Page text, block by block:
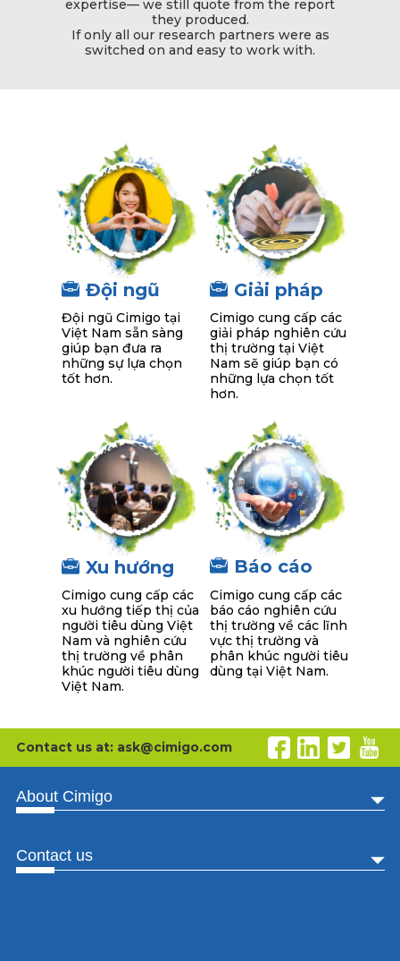
expertise— we still quote from the report
they produced.
If only all our research partners were as
switched on and easy to work with.
Đội ngũ
Đội ngũ Cimigo tại
Việt Nam sẵn sàng
giúp bạn đưa ra
những sự lựa chọn
tốt hơn.
Giải pháp
Cimigo cung cấp các
giải pháp nghiên cứu
thị trường tại Việt
Nam sẽ giúp bạn có
những lựa chọn tốt
hơn.
Xu hướng
Cimigo cung cấp các
xu hướng tiếp thị của
người tiêu dùng Việt
Nam và nghiên cứu
thị trường về phân
khúc người tiêu dùng
Việt Nam.
Báo cáo
Cimigo cung cấp các
báo cáo nghiên cứu
thị trường về các lĩnh
vực thị trường và
phân khúc người tiêu
dùng tại Việt Nam.
Contact us at: ask@cimigo.com
About Cimigo
Cimigo tuyển dụng
Contact us